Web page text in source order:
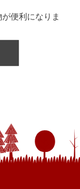
便利になりま